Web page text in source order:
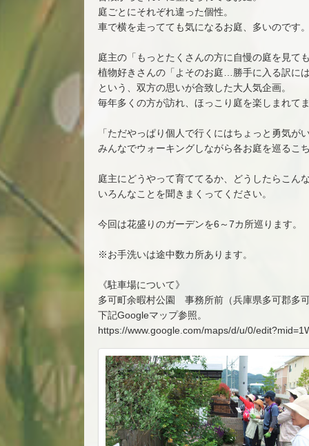
庭ごとにそれぞれ違った個性。
車で横を走ってても気になるお庭、多いのです
庭主の「もっとたくさんの方に自慢の庭を見て
植物好きさんの「よそのお庭…勝手に入る訳に
という、双方の思いが合致した大人気企画。
毎年多くの方が訪れ、ほっこり庭を楽しまれて
「ただやっぱり個人で行くにはちょっと勇気が
みんなでウォーキングしながら各お庭を巡るこ
庭主にどうやって育ててるか、どうしたらこん
いろんなことを聞きまくってください。
今回は花盛りのガーデンを6～7カ所巡ります。
※お手洗いは途中数カ所あります。
《駐車場について》
多可町余暇村公園 事務所前（兵庫県多可郡多
下記Googleマップ参照。
https://www.google.com/maps/d/u/0/